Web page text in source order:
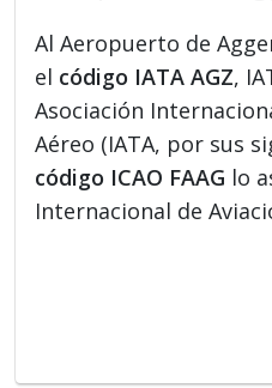
Al Aeropuerto de
el código IATA AGZ,
Asociación
Aéreo (IATA, por sus
código ICAO FAAG lo
Internacional de